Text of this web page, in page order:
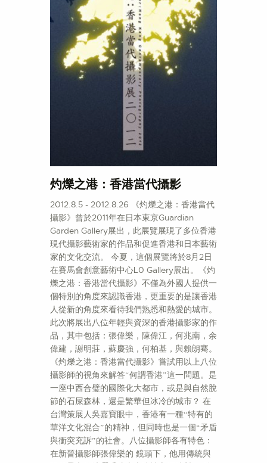
灼爍之港：香港當代攝影
2012.8.5 - 2012.8.26 《灼爍之港：香港當代
攝影》曾於2011年在日本東京Guardian
Garden Gallery展出，此展覽展現了多位香港
現代攝影藝術家的作品和促進香港和日本藝術
家的文化交流。 今夏，這個展覽將於8月2日
在賽馬會創意藝術中心L0 Gallery展出。《灼
爍之港：香港當代攝影》不僅為外國人提供一
個特別的角度來認識香港，更重要的是讓香港
人從新的角度來看待我們熟悉和熱愛的城市。
此次將展出八位年輕與資深的香港攝影家的作
品，其中包括：張偉樂，陳偉江，何兆南，余
偉建，謝明莊，蘇慶強，何柏基，與賴朗騫。
《灼爍之港：香港當代攝影》嘗試用以上八位
攝影師的視角來解答“何謂香港”這一問題。是
一座中西合璧的國際化大都市，或是與自然脫
節的石屎森林，還是繁華但冰冷的城市？ 在
台灣策展人吳嘉寶眼中，香港有一種“特有的
華洋文化混合”的精神，但同時也是一個“矛盾
與衝突充訴”的社會。八位攝影師各有特色：
在新晉攝影師張偉樂的 鏡頭下，他用傳統與